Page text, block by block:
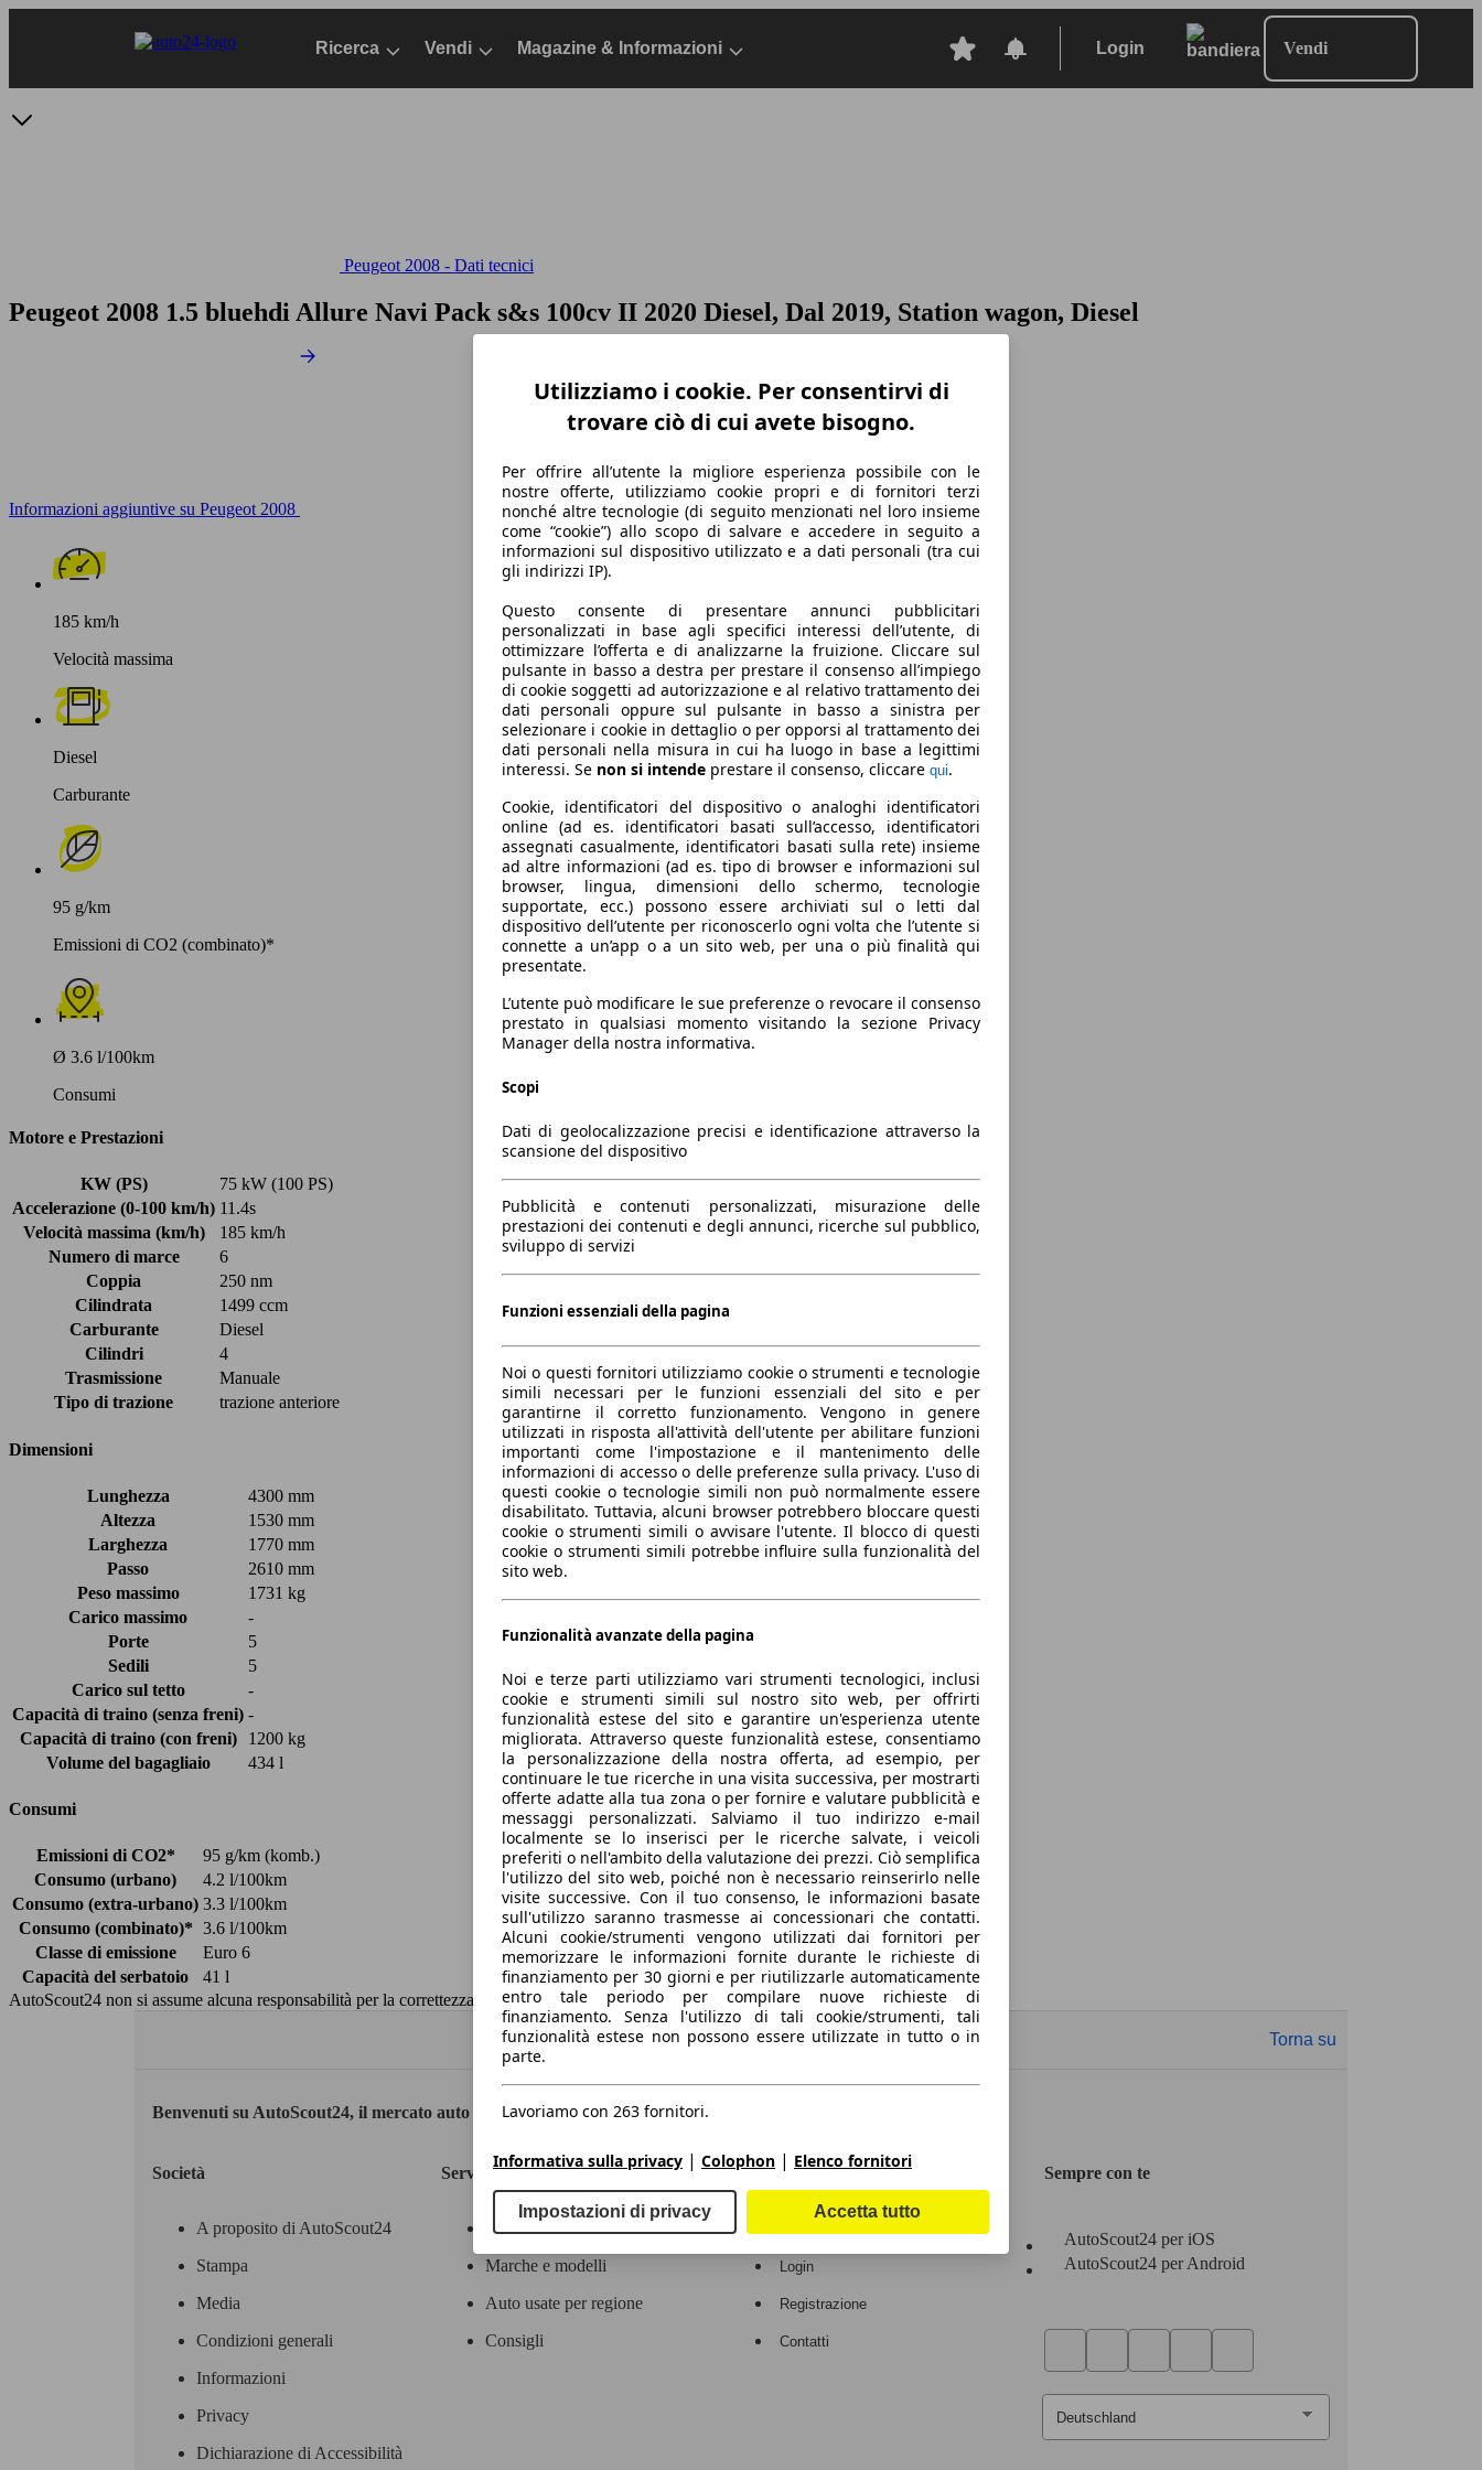
Ricerca Vendi Magazine & Informazioni Login Vendi
Peugeot 2008 - Dati tecnici
Peugeot 2008 1.5 bluehdi Allure Navi Pack s&s 100cv II 2020 Diesel, Dal 2019, Station wagon, Diesel
Informazioni aggiuntive su Peugeot 2008
185 km/h
Velocità massima
Diesel
Carburante
95 g/km
Emissioni di CO2 (combinato)*
Ø 3.6 l/100km
Consumi
Motore e Prestazioni
KW (PS)
75 kW (100 PS)
Accelerazione (0-100 km/h) 11.4s
Velocità massima (km/h)
185 km/h
Numero di marce
6
Coppia
250 nm
Cilindrata
1499 ccm
Carburante
Diesel
Cilindri
4
Trasmissione
Manuale
Tipo di trazione
trazione anteriore
Dimensioni
Lunghezza
4300 mm
Altezza
1530 mm
Larghezza
1770 mm
Passo
2610 mm
Peso massimo
1731 kg
Carico massimo
-
Porte
5
Sedili
5
Carico sul tetto
-
Capacità di traino (senza freni) -
Capacità di traino (con freni)
1200 kg
Volume del bagagliaio
434 l
Consumi
Emissioni di CO2*
95 g/km (komb.)
Consumo (urbano)
4.2 l/100km
Consumo (extra-urbano) 3.3 l/100km
Consumo (combinato)* 3.6 l/100km
Classe di emissione
Euro 6
Capacità del serbatoio
41 l
AutoScout24 non si assume alcuna responsabilità per la correttezza dei dati.
Torna su
Benvenuti su AutoScout24, il mercato auto europeo.
Società
A proposito di AutoScout24
Stampa
Media
Condizioni generali
Informazioni
Privacy
Dichiarazione di Accessibilità
Servizi
Contatti
Marche e modelli
Auto usate per regione
Consigli
Area rivenditori
Login
Registrazione
Contatti
Sempre con te
AutoScout24 per iOS
AutoScout24 per Android
Utilizziamo i cookie. Per consentirvi di
trovare ciò di cui avete bisogno.
Per offrire all’utente la migliore esperienza possibile con le
nostre offerte, utilizziamo cookie propri e di fornitori terzi
nonché altre tecnologie (di seguito menzionati nel loro insieme
come “cookie”) allo scopo di salvare e accedere in seguito a
informazioni sul dispositivo utilizzato e a dati personali (tra cui
gli indirizzi IP).
Questo consente di presentare annunci pubblicitari
personalizzati in base agli specifici interessi dell’utente, di
ottimizzare l’offerta e di analizzarne la fruizione. Cliccare sul
pulsante in basso a destra per prestare il consenso all’impiego
di cookie soggetti ad autorizzazione e al relativo trattamento dei
dati personali oppure sul pulsante in basso a sinistra per
selezionare i cookie in dettaglio o per opporsi al trattamento dei
dati personali nella misura in cui ha luogo in base a legittimi
interessi. Se non si intende prestare il consenso, cliccare qui.
Cookie, identificatori del dispositivo o analoghi identificatori
online (ad es. identificatori basati sull’accesso, identificatori
assegnati casualmente, identificatori basati sulla rete) insieme
ad altre informazioni (ad es. tipo di browser e informazioni sul
browser, lingua, dimensioni dello schermo, tecnologie
supportate, ecc.) possono essere archiviati sul o letti dal
dispositivo dell’utente per riconoscerlo ogni volta che l’utente si
connette a un’app o a un sito web, per una o più finalità qui
presentate.
L’utente può modificare le sue preferenze o revocare il consenso
prestato in qualsiasi momento visitando la sezione Privacy
Manager della nostra informativa.
Scopi
Dati di geolocalizzazione precisi e identificazione attraverso la
scansione del dispositivo
Pubblicità e contenuti personalizzati, misurazione delle
prestazioni dei contenuti e degli annunci, ricerche sul pubblico,
sviluppo di servizi
Funzioni essenziali della pagina
Noi o questi fornitori utilizziamo cookie o strumenti e tecnologie
simili necessari per le funzioni essenziali del sito e per
garantirne il corretto funzionamento. Vengono in genere
utilizzati in risposta all'attività dell'utente per abilitare funzioni
importanti come l'impostazione e il mantenimento delle
informazioni di accesso o delle preferenze sulla privacy. L'uso di
questi cookie o tecnologie simili non può normalmente essere
disabilitato. Tuttavia, alcuni browser potrebbero bloccare questi
cookie o strumenti simili o avvisare l'utente. Il blocco di questi
cookie o strumenti simili potrebbe influire sulla funzionalità del
sito web.
Funzionalità avanzate della pagina
Noi e terze parti utilizziamo vari strumenti tecnologici, inclusi
cookie e strumenti simili sul nostro sito web, per offrirti
funzionalità estese del sito e garantire un'esperienza utente
migliorata. Attraverso queste funzionalità estese, consentiamo
la personalizzazione della nostra offerta, ad esempio, per
continuare le tue ricerche in una visita successiva, per mostrarti
offerte adatte alla tua zona o per fornire e valutare pubblicità e
messaggi personalizzati. Salviamo il tuo indirizzo e-mail
localmente se lo inserisci per le ricerche salvate, i veicoli
preferiti o nell'ambito della valutazione dei prezzi. Ciò semplifica
l'utilizzo del sito web, poiché non è necessario reinserirlo nelle
visite successive. Con il tuo consenso, le informazioni basate
sull'utilizzo saranno trasmesse ai concessionari che contatti.
Alcuni cookie/strumenti vengono utilizzati dai fornitori per
memorizzare le informazioni fornite durante le richieste di
finanziamento per 30 giorni e per riutilizzarle automaticamente
entro tale periodo per compilare nuove richieste di
finanziamento. Senza l'utilizzo di tali cookie/strumenti, tali
funzionalità estese non possono essere utilizzate in tutto o in
parte.
Lavoriamo con 263 fornitori.
Informativa sulla privacy | Colophon | Elenco fornitori
Impostazioni di privacy Accetta tutto